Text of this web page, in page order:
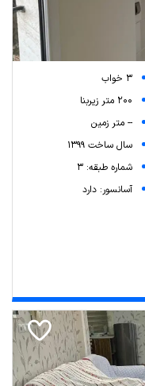
3 خواب
200 متر زیربنا
-- متر زمین
سال ساخت 1399
شماره طبقه: 3
آسانسور: دارد